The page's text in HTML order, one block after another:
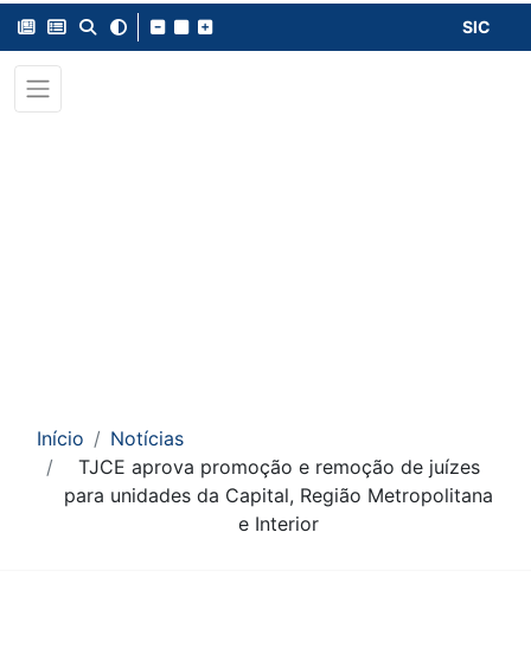
SIC
Início
Notícias
TJCE aprova promoção e remoção de juízes
para unidades da Capital, Região Metropolitana
e Interior